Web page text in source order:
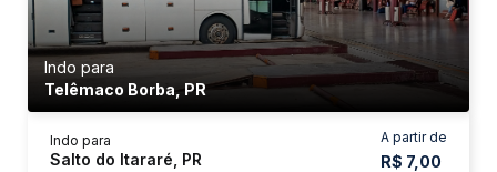
Indo para
Telêmaco Borba, PR
A partir de
R$ 7,00
Indo para
Salto do Itararé, PR